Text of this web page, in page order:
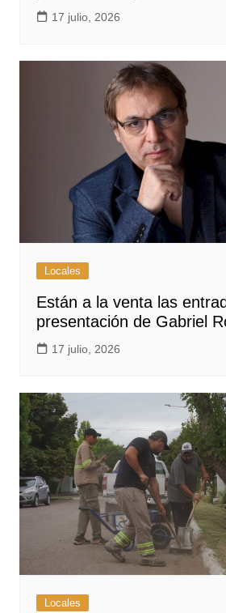
17 julio, 2026
Locales
Están a la venta las
presentación de Gabriel
17 julio, 2026
Locales